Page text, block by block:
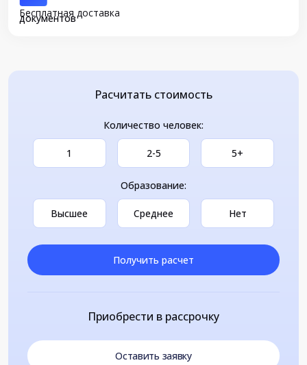
Бесплатная доставка
документов
Расчитать стоимость
Количество человек:
1 2-5 5+
Образование:
Высшее Среднее Нет
Получить расчет
Приобрести в рассрочку
Оставить заявку